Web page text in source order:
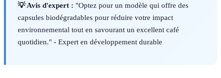
💡 Avis d'expert : "Optez pour un modèle qui offre des
capsules biodégradables pour réduire votre impact
environnemental tout en savourant un excellent café
quotidien." - Expert en développement durable